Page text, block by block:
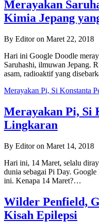
Merayakan
Kimia Jepang
By Editor on Maret 22, 2018
Hari ini Google Doodle
Saruhashi, ilmuwan Jepang.
asam, radioaktif yang
Merayakan Pi, Si Konstanta
Merayakan Pi, Si
Lingkaran
By Editor on Maret 14, 2018
Hari ini, 14 Maret, selalu
dunia sebagai Pi Day.
ini. Kenapa 14 Maret?…
Wilder Penfield,
Kisah Epilepsi